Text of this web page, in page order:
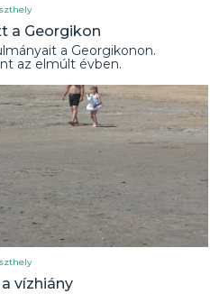
a Georgikon
a Georgikonon.
az elmúlt évben.
vízhiány